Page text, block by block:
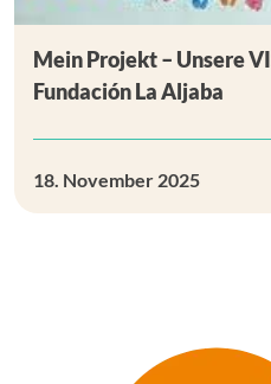
Mein Projekt – Unsere
Fundación La Aljaba
18. November 2025